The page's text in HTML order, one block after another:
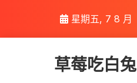
content
星期五, 7 8 月
草莓吃白兔